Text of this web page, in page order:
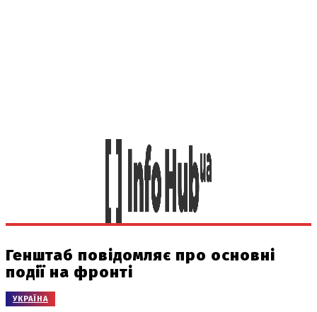
Генштаб повідомляє про основні
події на фронті
УКРАЇНА